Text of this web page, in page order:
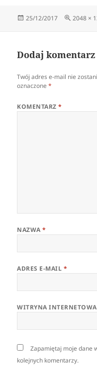
Data
25/12/2017
Pełny
2048 ×
Dodaj komentarz
Twój adres e-mail nie
oznaczone*
KOMENTARZ*
NAZWA*
ADRES E-MAIL *
WITRYNA INTERNETOWA
Zapamiętaj moje dane
kolejnych komentarzy.